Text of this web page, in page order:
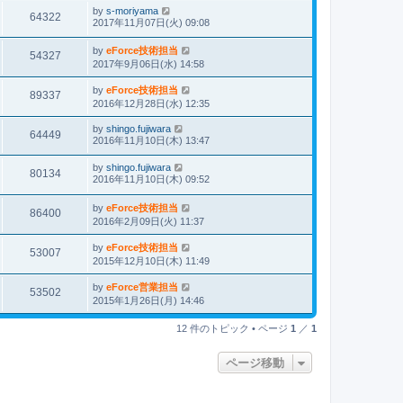
64322 by s-moriyama
2017年11月07日(火) 09:08
54327 by eForce技術担当
2017年9月06日(水) 14:58
89337 by eForce技術担当
2016年12月28日(水) 12:35
64449 by shingo.fujiwara
2016年11月10日(木) 13:47
80134 by shingo.fujiwara
2016年11月10日(木) 09:52
86400 by eForce技術担当
2016年2月09日(火) 11:37
53007 by eForce技術担当
2015年12月10日(木) 11:49
53502 by eForce営業担当
2015年1月26日(月) 14:46
12 件のトピック • ページ 1 ／ 1
ページ移動